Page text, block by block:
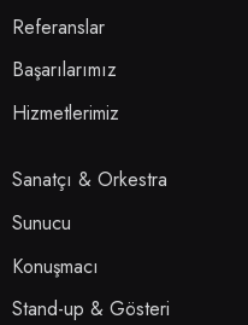
Referanslar
Başarılarımız
Hizmetlerimiz
Sanatçı & Orkestra
Sunucu
Konuşmacı
Stand-up & Gösteri